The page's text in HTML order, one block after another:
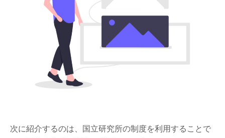
次に紹介するのは、国立研究所の制度を利用することで